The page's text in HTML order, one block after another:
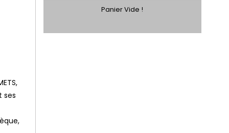
ses
Panier Vide !